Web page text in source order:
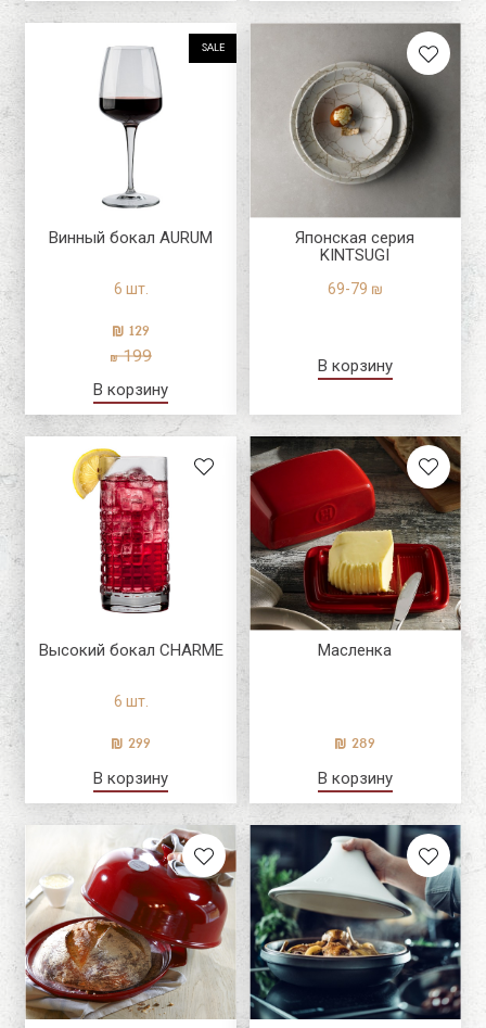
SALE
Винный бокал AURUM
6 шт.
129
199
В корзину
Японская серия
KINTSUGI
69-79 ₪
В корзину
Высокий бокал CHARME
6 шт.
299
В корзину
Масленка
289
В корзину